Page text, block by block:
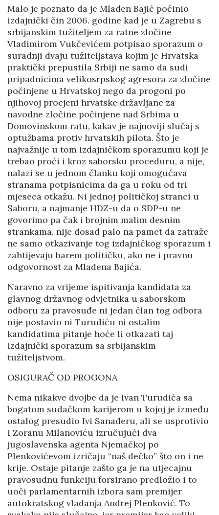
Malo je poznato da je Mladen Bajić počinio
izdajnički čin 2006. godine kad je u Zagrebu s
srbijanskim tužiteljem za ratne zločine
Vladimirom Vukčevićem potpisao sporazum o
suradnji dvaju tužiteljstava kojim je Hrvatska
praktički prepustila Srbiji ne samo da sudi
pripadnicima velikosrpskog agresora za zločine
počinjene u Hrvatskoj nego da progoni po
njihovoj procjeni hrvatske državljane za
navodne zločine počinjene nad Srbima u
Domovinskom ratu, kakav je najnoviji slučaj s
optužbama protiv hrvatskih pilota. Što je
najvažnije u tom izdajničkom sporazumu koji je
trebao proći i kroz saborsku proceduru, a nije,
nalazi se u jednom članku koji omogućava
stranama potpisnicima da ga u roku od tri
mjeseca otkažu. Ni jednoj političkoj stranci u
Saboru, a najmanje HDZ-u da o SDP-u ne
govorimo pa čak i brojnim malim desnim
strankama, nije dosad palo na pamet da zatraže
ne samo otkazivanje tog izdajničkog sporazum i
zahtijevaju barem političku, ako ne i pravnu
odgovornost za Mladena Bajića.
Naravno za vrijeme ispitivanja kandidata za
glavnog državnog odvjetnika u saborskom
odboru za pravosuđe ni jedan član tog odbora
nije postavio ni Turudiću ni ostalim
kandidatima pitanje hoće li otkazati taj
izdajnički sporazum sa srbijanskim
tužiteljstvom.
OSIGURAČ OD PROGONA
Nema nikakve dvojbe da je Ivan Turudića sa
bogatom sudačkom karijerom u kojoj je između
ostalog presudio Ivi Sanaderu, ali se usprotivio
i Zoranu Milanoviću izručujući dva
jugoslavenska agenta Njemačkoj po
Plenkovićevom izričaju “naš dečko” što on i ne
krije. Ostaje pitanje zašto ga je na utjecajnu
pravosudnu funkciju forsirano predložio i to
uoči parlamentarnih izbora sam premijer
autokratskog vladanja Andrej Plenković. To